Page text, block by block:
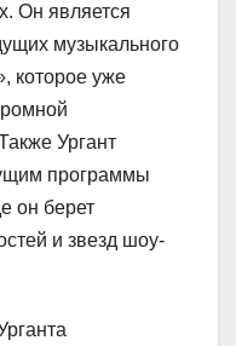
Он является
музыкального
которое уже
Ургант
программы
он берет
и звезд шоу-